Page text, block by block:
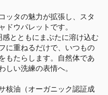
ッタの魅力が拡張し、スタ
ドウパレットです。
とともにまぶたに溶け込む
に重ねるだけで、いつもの
もたらします。自然体であ
しい洗練の表情へ。
核油（オーガニック認証成